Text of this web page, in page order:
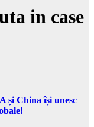
in case
și China își unesc